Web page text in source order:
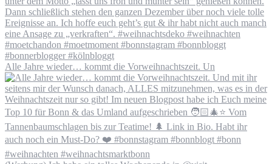
Alle Jahre wieder… kommt die Vorweihnachtszeit. Un